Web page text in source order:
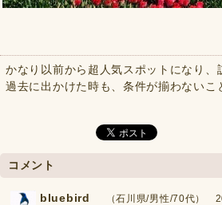
かなり以前から超人気スポットになり
過去に出かけた時も、条件が揃わない
コメント
bluebird （石川県/男性/70代）